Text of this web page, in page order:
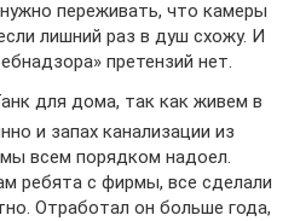
переживать, что камеры
лишний раз в душ схожу. И
претензий нет.
для дома, так как живем в
и запах канализации из
всем порядком надоел.
ребята с фирмы, все сделали
Отработал он больше года,